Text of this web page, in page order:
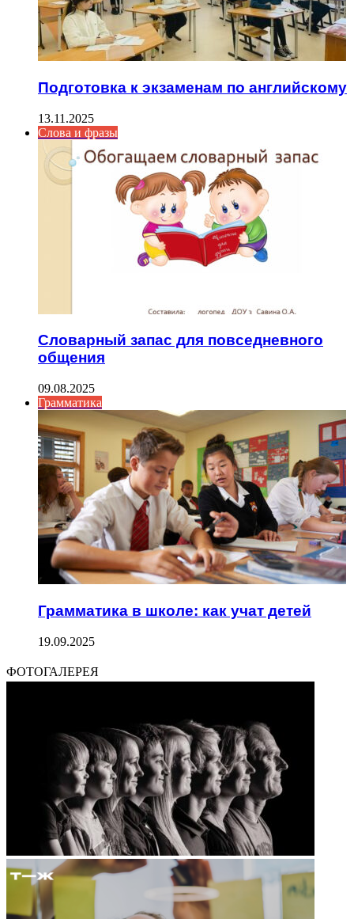
Подготовка к экзаменам по английскому
13.11.2025
Слова и фразы
Словарный запас для повседневного
общения
09.08.2025
Грамматика
Грамматика в школе: как учат детей
19.09.2025
ФОТОГАЛЕРЕЯ